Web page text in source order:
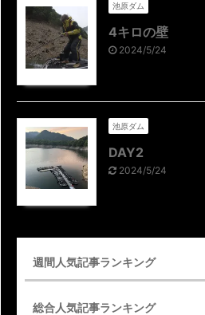
池原ダム
4キロの壁
2024/5/24
池原ダム
DAY2
2024/5/24
週間人気記事ランキング
総合人気記事ランキング